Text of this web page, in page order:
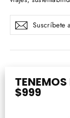
Suscríbete
lista
Suscribir
$999